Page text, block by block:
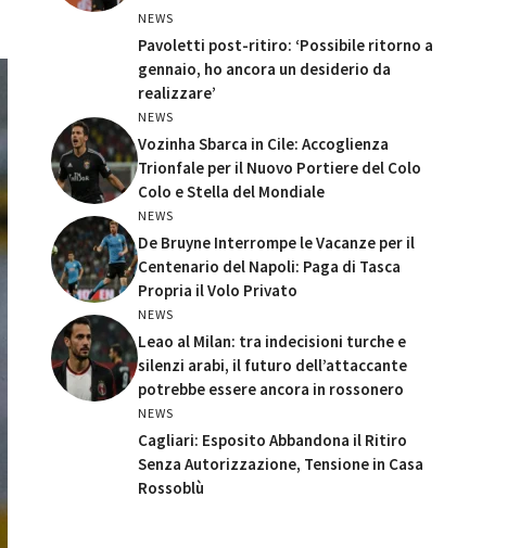
NEWS
Pavoletti post-ritiro: ‘Possibile ritorno a
gennaio, ho ancora un desiderio da
realizzare’
NEWS
Vozinha Sbarca in Cile: Accoglienza
Trionfale per il Nuovo Portiere del Colo
Colo e Stella del Mondiale
NEWS
De Bruyne Interrompe le Vacanze per il
Centenario del Napoli: Paga di Tasca
Propria il Volo Privato
NEWS
Leao al Milan: tra indecisioni turche e
silenzi arabi, il futuro dell’attaccante
potrebbe essere ancora in rossonero
NEWS
Cagliari: Esposito Abbandona il Ritiro
Senza Autorizzazione, Tensione in Casa
Rossoblù